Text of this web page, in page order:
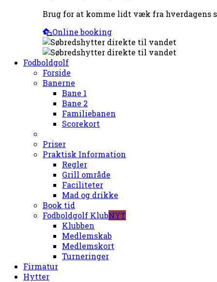
Brug for at komme lidt væk fra hverdagens
Online booking
Fodboldgolf
Forside
Banerne
Bane 1
Bane 2
Familiebanen
Scorekort
Priser
Praktisk Information
Regler
Grill område
Faciliteter
Mad og drikke
Book tid
Fodboldgolf KlubNYT
Klubben
Medlemskab
Medlemskort
Turneringer
Firmatur
Hytter